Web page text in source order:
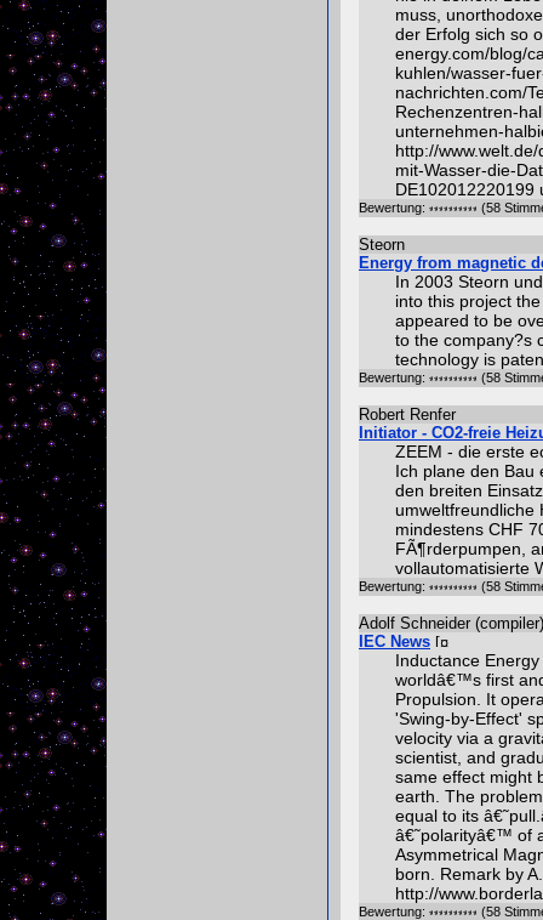
muss,
der Erfolg sich so
energy.com/blog/
kuhlen/wasser-
nachrichten.com/
Rechenzentren-
unternehmen-
http://
mit-Wasser-die-
Bewertung: (58
Steorn
Energy from magnetic
In 2003 Steorn
into this project
appeared to be
to the company?s
technology is
Bewertung: (58
Robert Renfer
Initiator - CO2-freie
ZEEM - die erste
Ich plane den Bau
den breiten
umweltfreundliche
mindestens CHF
FÃ¶rderpumpen,
vollautomatisierte
Bewertung: (58
Adolf Schneider
IEC News
Inductance
worldâ€™s first
Propulsion. It
'Swing-by-Effect'
velocity via a
scientist, and
same effect might
earth. The
equal to its
â€˜polarityâ€™ of
Asymmetrical
born. Remark by
http://
Bewertung: (58